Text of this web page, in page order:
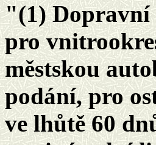
"(1) Dopravní
pro
městskou
podání, pro
ve lhůtě 60